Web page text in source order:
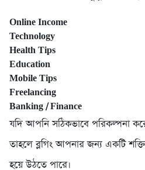
Online Income
Technology
Health Tips
Education
Mobile Tips
Freelancing
Banking / Finance
যদি আপনি সঠিকভাবে পরিকল্পনা
তাহলে ব্লগিং আপনার জন্য একটি
হয়ে উঠতে পারে।